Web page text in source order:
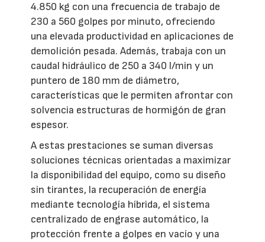
4.850 kg con una frecuencia de trabajo de
230 a 560 golpes por minuto, ofreciendo
una elevada productividad en aplicaciones de
demolición pesada. Además, trabaja con un
caudal hidráulico de 250 a 340 l/min y un
puntero de 180 mm de diámetro,
características que le permiten afrontar con
solvencia estructuras de hormigón de gran
espesor.
A estas prestaciones se suman diversas
soluciones técnicas orientadas a maximizar
la disponibilidad del equipo, como su diseño
sin tirantes, la recuperación de energía
mediante tecnología híbrida, el sistema
centralizado de engrase automático, la
protección frente a golpes en vacío y una